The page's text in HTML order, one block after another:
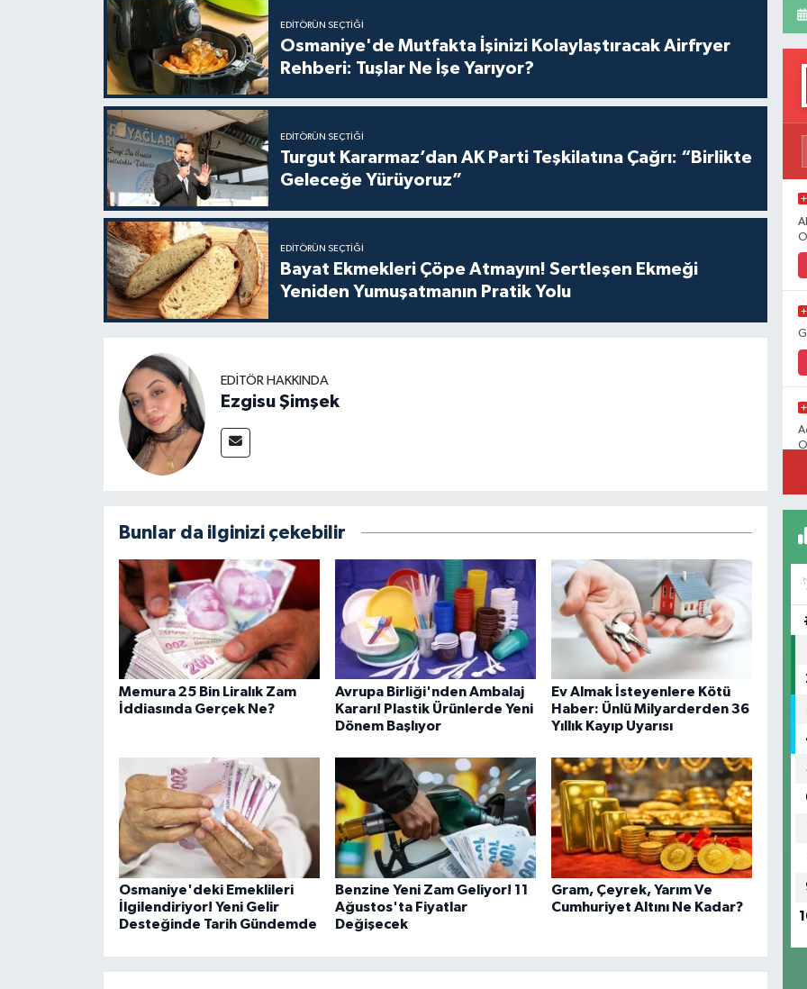
EDITÖRÜN SEÇTIĞI
Osmaniye'de Mutfakta İşinizi Kolaylaştıracak Airfryer
Rehberi: Tuşlar Ne İşe Yarıyor?
EDITÖRÜN SEÇTIĞI
Turgut Kararmaz’dan AK Parti Teşkilatına Çağrı: “Birlikte
Geleceğe Yürüyoruz”
EDITÖRÜN SEÇTIĞI
Bayat Ekmekleri Çöpe Atmayın! Sertleşen Ekmeği
Yeniden Yumuşatmanın Pratik Yolu
EDITÖR HAKKINDA
Ezgisu Şimşek
Bunlar da ilginizi çekebilir
Memura 25 Bin Liralık Zam
İddiasında Gerçek Ne?
Avrupa Birliği'nden Ambalaj
Kararı! Plastik Ürünlerde Yeni
Dönem Başlıyor
Ev Almak İsteyenlere Kötü
Haber: Ünlü Milyarderden 36
Yıllık Kayıp Uyarısı
Osmaniye'deki Emeklileri
İlgilendiriyor! Yeni Gelir
Desteğinde Tarih Gündemde
Benzine Yeni Zam Geliyor! 11
Ağustos'ta Fiyatlar
Değişecek
Gram, Çeyrek, Yarım Ve
Cumhuriyet Altını Ne Kadar?